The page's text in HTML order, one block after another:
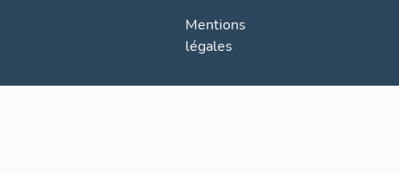
Mentions
légales